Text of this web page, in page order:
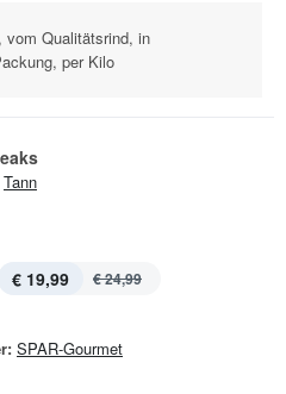
vom Qualitätsrind, in
per Kilo
Tann
€ 19,99 € 24,99
SPAR-Gourmet